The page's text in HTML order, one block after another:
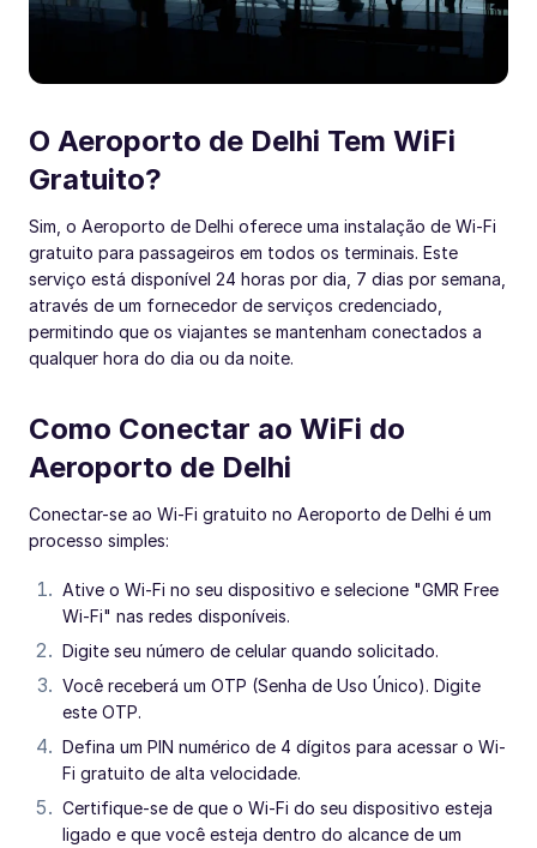
O Aeroporto de Delhi Tem WiFi
Gratuito?
Sim, o Aeroporto de Delhi oferece uma instalação de Wi-Fi
gratuito para passageiros em todos os terminais. Este
serviço está disponível 24 horas por dia, 7 dias por semana,
através de um fornecedor de serviços credenciado,
permitindo que os viajantes se mantenham conectados a
qualquer hora do dia ou da noite.
Como Conectar ao WiFi do
Aeroporto de Delhi
Conectar-se ao Wi-Fi gratuito no Aeroporto de Delhi é um
processo simples:
Ative o Wi-Fi no seu dispositivo e selecione "GMR Free
Wi-Fi" nas redes disponíveis.
Digite seu número de celular quando solicitado.
Você receberá um OTP (Senha de Uso Único). Digite
este OTP.
Defina um PIN numérico de 4 dígitos para acessar o Wi-
Fi gratuito de alta velocidade.
Certifique-se de que o Wi-Fi do seu dispositivo esteja
ligado e que você esteja dentro do alcance de um